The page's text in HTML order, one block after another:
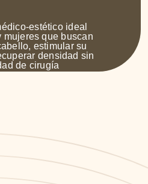
estético ideal
mujeres que buscan
estimular su
densidad sin
de cirugía